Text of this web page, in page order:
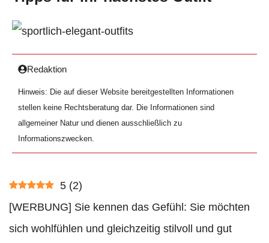
Redaktion
Hinweis: Die auf dieser Website bereitgestellten Informationen
stellen keine Rechtsberatung dar. Die Informationen sind
allgemeiner Natur und dienen ausschließlich zu
Informationszwecken.
5 (2)
[WERBUNG] Sie kennen das Gefühl: Sie möchten
sich wohlfühlen und gleichzeitig stilvoll und gut